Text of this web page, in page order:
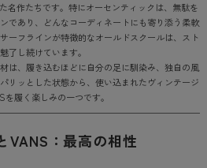
名作たちです。特にオーセンティックは、無駄を
であり、どんなコーディネートにも寄り添う柔軟
ーフラインが特徴的なオールドスクールは、スト
了し続けています。
は、履き込むほどに自分の足に馴染み、独自の風
リッとした状態から、使い込まれたヴィンテージ
履く楽しみの一つです。
VANS：最高の相性